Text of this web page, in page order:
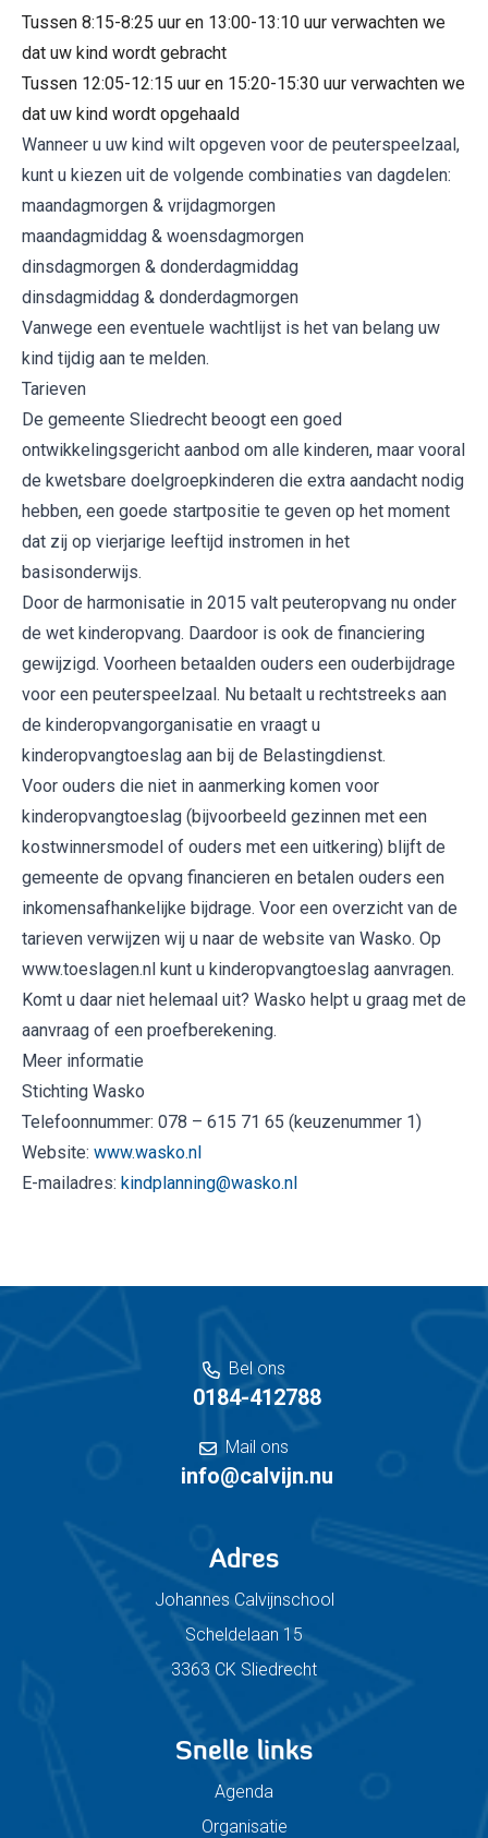
Tussen 8:15-8:25 uur en 13:00-13:10 uur verwachten we
dat uw kind wordt gebracht
Tussen 12:05-12:15 uur en 15:20-15:30 uur verwachten we
dat uw kind wordt opgehaald
Wanneer u uw kind wilt opgeven voor de peuterspeelzaal,
kunt u kiezen uit de volgende combinaties van dagdelen:
maandagmorgen & vrijdagmorgen
maandagmiddag & woensdagmorgen
dinsdagmorgen & donderdagmiddag
dinsdagmiddag & donderdagmorgen
Vanwege een eventuele wachtlijst is het van belang uw
kind tijdig aan te melden.
Tarieven
De gemeente Sliedrecht beoogt een goed
ontwikkelingsgericht aanbod om alle kinderen, maar vooral
de kwetsbare doelgroepkinderen die extra aandacht nodig
hebben, een goede startpositie te geven op het moment
dat zij op vierjarige leeftijd instromen in het
basisonderwijs.
Door de harmonisatie in 2015 valt peuteropvang nu onder
de wet kinderopvang. Daardoor is ook de financiering
gewijzigd. Voorheen betaalden ouders een ouderbijdrage
voor een peuterspeelzaal. Nu betaalt u rechtstreeks aan
de kinderopvangorganisatie en vraagt u
kinderopvangtoeslag aan bij de Belastingdienst.
Voor ouders die niet in aanmerking komen voor
kinderopvangtoeslag (bijvoorbeeld gezinnen met een
kostwinnersmodel of ouders met een uitkering) blijft de
gemeente de opvang financieren en betalen ouders een
inkomensafhankelijke bijdrage. Voor een overzicht van de
tarieven verwijzen wij u naar de website van Wasko. Op
www.toeslagen.nl kunt u kinderopvangtoeslag aanvragen.
Komt u daar niet helemaal uit? Wasko helpt u graag met de
aanvraag of een proefberekening.
Meer informatie
Stichting Wasko
Telefoonnummer: 078 – 615 71 65 (keuzenummer 1)
Website: www.wasko.nl
E-mailadres: kindplanning@wasko.nl
Bel ons
0184-412788
Mail ons
info@calvijn.nu
Adres
Johannes Calvijnschool
Scheldelaan 15
3363 CK Sliedrecht
Snelle links
Agenda
Organisatie